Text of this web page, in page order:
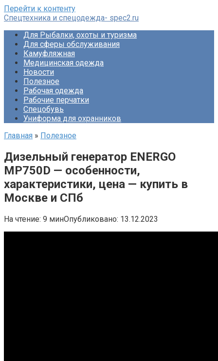
Перейти к контенту
Спецтехника и спецодежда- spec2.ru
Для Рыбалки, охоты и туризма
Для сферы обслуживания
Камуфляжная
Медицинская одежда
Новости
Полезное
Рабочая одежда
Рабочие перчатки
Спецобувь
Униформа для охранников
Главная » Полезное
Дизельный генератор ENERGO
MP750D — особенности,
характеристики, цена — купить в
Москве и СПб
На чтение: 9 минОпубликовано: 13.12.2023